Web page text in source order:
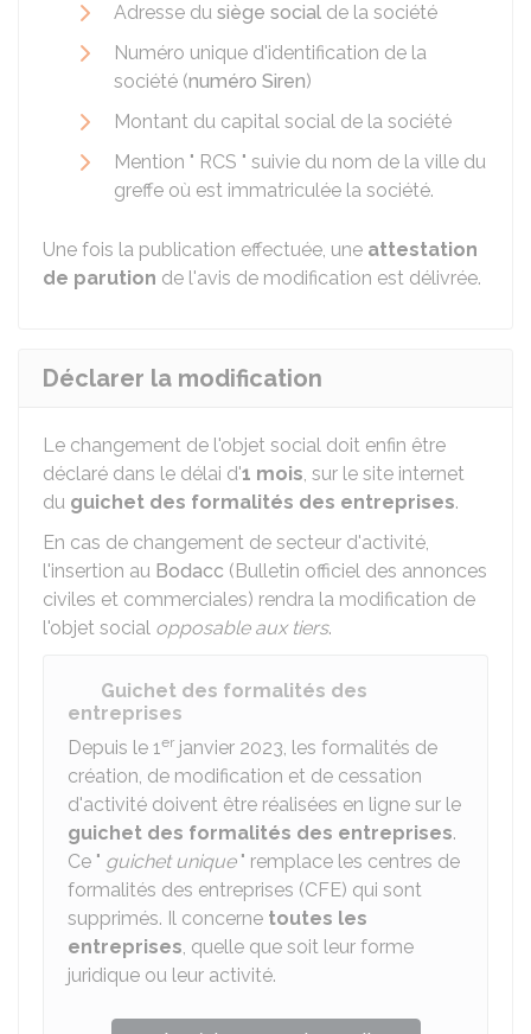
Adresse du siège social de la société
Numéro unique d'identification de la
société (numéro Siren)
Montant du capital social de la société
Mention " RCS " suivie du nom de la ville du
greffe où est immatriculée la société.
Une fois la publication effectuée, une attestation
de parution de l'avis de modification est délivrée.
Déclarer la modification
Le changement de l'objet social doit enfin être
déclaré dans le délai d'1 mois, sur le site internet
du guichet des formalités des entreprises.
En cas de changement de secteur d'activité,
l'insertion au Bodacc (Bulletin officiel des annonces
civiles et commerciales) rendra la modification de
l'objet social opposable aux tiers.
Guichet des formalités des
entreprises
Depuis le 1er janvier 2023, les formalités de
création, de modification et de cessation
d'activité doivent être réalisées en ligne sur le
guichet des formalités des entreprises.
Ce " guichet unique" remplace les centres de
formalités des entreprises (CFE) qui sont
supprimés. Il concerne toutes les
entreprises, quelle que soit leur forme
juridique ou leur activité.